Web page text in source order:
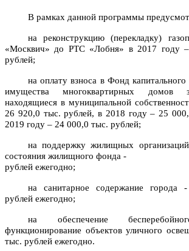
В рамках данной программы
на реконструкцию (перекладку)
«Москвич» до РТС «Лобня» в 2017 году –
рублей;
на оплату взноса в Фонд
имущества многоквартирных домов
находящиеся в муниципальной
26 920,0 тыс. рублей, в 2018 году – 25
2019 году – 24 000,0 тыс. рублей;
на поддержку жилищных
состояния жилищного фонда -
рублей ежегодно;
на санитарное содержание
рублей ежегодно;
на обеспечение
функционирование объектов уличного
тыс. рублей ежегодно.